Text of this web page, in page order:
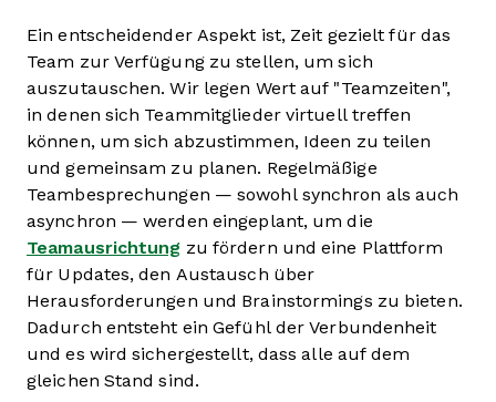
Ein entscheidender Aspekt ist, Zeit gezielt für das
Team zur Verfügung zu stellen, um sich
auszutauschen. Wir legen Wert auf "Teamzeiten",
in denen sich Teammitglieder virtuell treffen
können, um sich abzustimmen, Ideen zu teilen
und gemeinsam zu planen. Regelmäßige
Teambesprechungen — sowohl synchron als auch
asynchron — werden eingeplant, um die
Teamausrichtung zu fördern und eine Plattform
für Updates, den Austausch über
Herausforderungen und Brainstormings zu bieten.
Dadurch entsteht ein Gefühl der Verbundenheit
und es wird sichergestellt, dass alle auf dem
gleichen Stand sind.